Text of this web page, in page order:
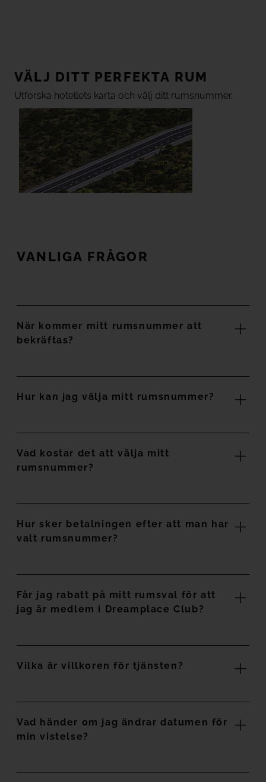
VÄLJ DITT PERFEKTA RUM
Utforska hotellets karta och välj ditt rumsnummer.
VANLIGA FRÅGOR
När kommer mitt rumsnummer att
bekräftas?
Hur kan jag välja mitt rumsnummer?
Vad kostar det att välja mitt
rumsnummer?
Hur sker betalningen efter att man har
valt rumsnummer?
Får jag rabatt på mitt rumsval för att
jag är medlem i Dreamplace Club?
Vilka är villkoren för tjänsten?
Vad händer om jag ändrar datumen för
min vistelse?